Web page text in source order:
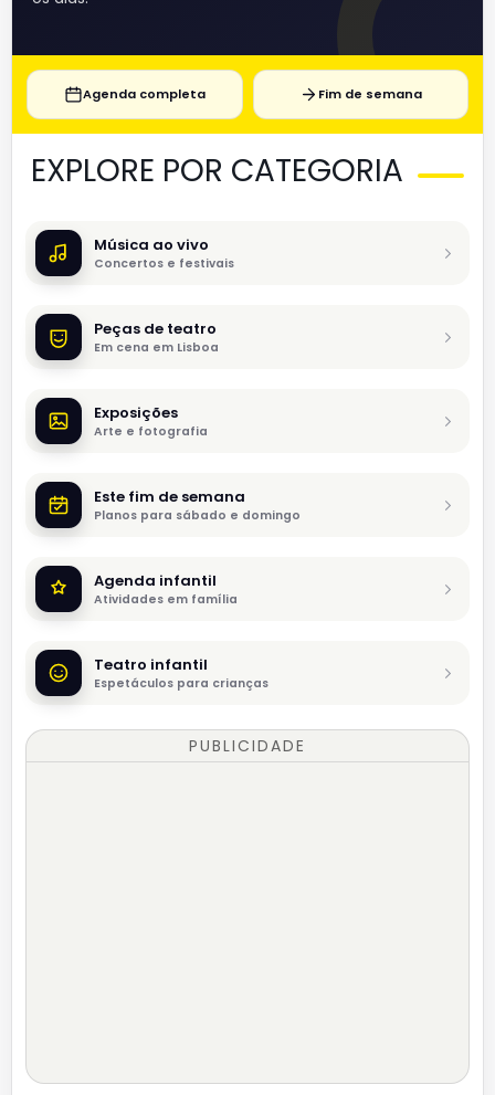
Agenda completa Fim de semana
EXPLORE POR CATEGORIA
Música ao vivo
Concertos e festivais
Peças de teatro
Em cena em Lisboa
Exposições
Arte e fotografia
Este fim de semana
Planos para sábado e domingo
Agenda infantil
Atividades em família
Teatro infantil
Espetáculos para crianças
PUBLICIDADE